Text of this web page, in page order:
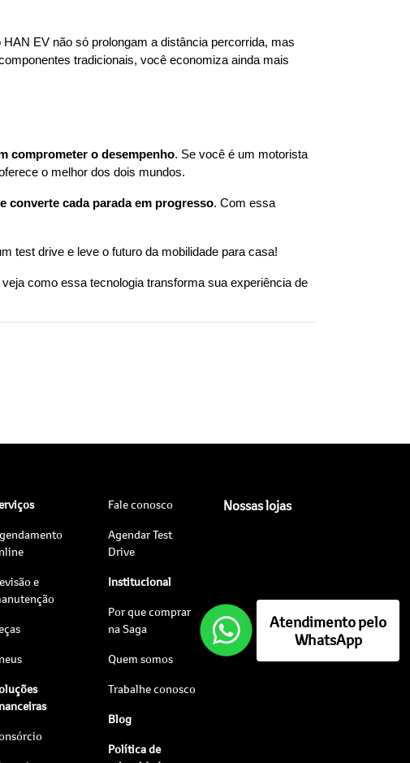
EV não só prolongam a distância percorrida, mas
tradicionais, você economiza ainda mais
comprometer o desempenho. Se você é um motorista
o melhor dos dois mundos.
converte cada parada em progresso. Com essa
test drive e leve o futuro da mobilidade para casa!
veja como essa tecnologia transforma sua experiência de
e
Fale conosco
Agendar Test
Drive
Institucional
Por que comprar
na Saga
Quem somos
Trabalhe conosco
Blog
Política de
Nossas lojas
Atendimento pelo
WhatsApp